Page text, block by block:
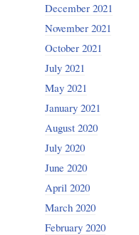
December 2021
November 2021
October 2021
July 2021
May 2021
January 2021
August 2020
July 2020
June 2020
April 2020
March 2020
February 2020